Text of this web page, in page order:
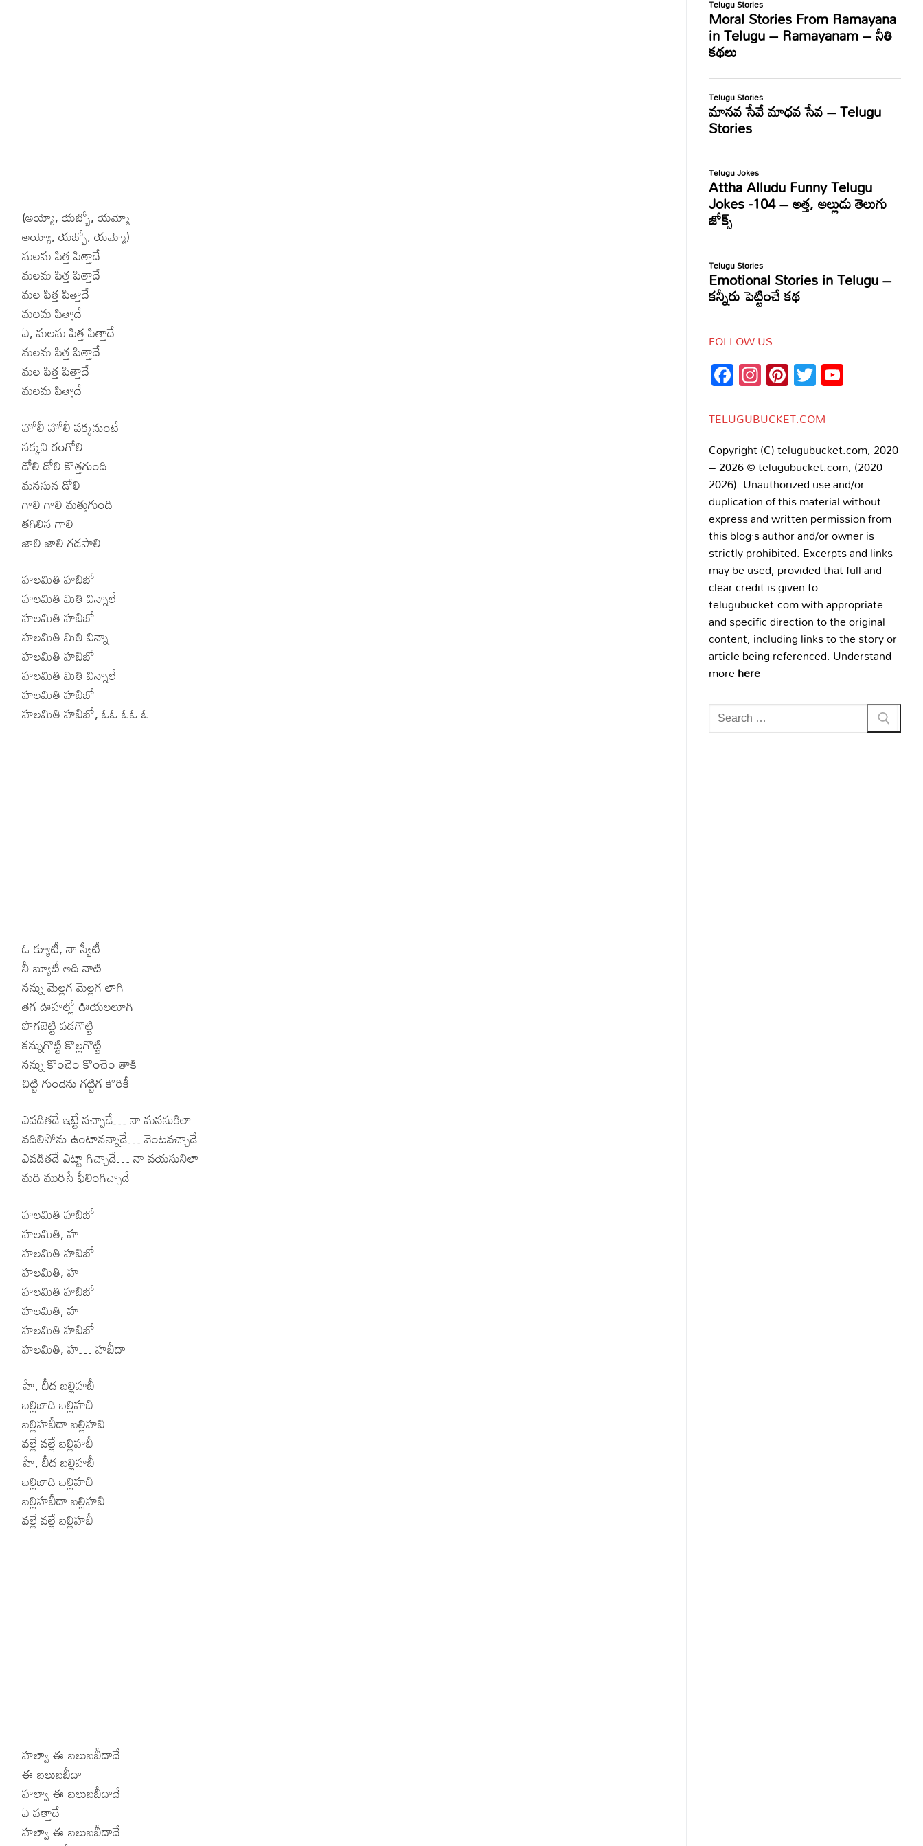
(అయ్యో, యబ్బో, యమ్మో
అయ్యో, యబ్బో, యమ్మో)
మలమ పిత్త పిత్తాదే
మలమ పిత్త పిత్తాదే
మల పిత్త పిత్తాదే
మలమ పిత్తాదే
ఏ, మలమ పిత్త పిత్తాదే
మలమ పిత్త పిత్తాదే
మల పిత్త పిత్తాదే
మలమ పిత్తాదే
హోలీ హోలీ పక్కనుంటే
సక్కని రంగోలి
డోలి డోలి కొత్తగుంది
మనసున డోలి
గాలి గాలి మత్తుగుంది
తగిలిన గాలి
జాలి జాలి గడపాలి
హలమితి హబిబో
హలమితి మితి విన్నాలే
హలమితి హబిబో
హలమితి మితి విన్నా
హలమితి హబిబో
హలమితి మితి విన్నాలే
హలమితి హబిబో
హలమితి హబిబో, ఓఓ ఓఓ ఓ
ఓ క్యూటీ, నా స్వీటీ
నీ బ్యూటీ అది నాటి
నన్ను మెల్లగ మెల్లగ లాగి
తెగ ఊహల్లో ఊయలలూగి
పొగబెట్టి పడగొట్టి
కన్నుగొట్టి కొల్లగొట్టి
నన్ను కొంచెం కొంచెం తాకి
చిట్టి గుండెను గట్టిగ కొరికీ
ఎవడితడే ఇట్టే నచ్చాడే… నా మనసుకిలా
వదిలిపోను ఉంటానన్నాడే… వెంటవచ్చాడే
ఎవడితడే ఎట్టా గిచ్చాడే… నా వయసునిలా
మది మురిసే ఫీలింగిచ్చాడే
హలమితి హబిబో
హలమితి, హ
హలమితి హబిబో
హలమితి, హ
హలమితి హబిబో
హలమితి, హ
హలమితి హబిబో
హలమితి, హ… హబీదా
హే, బీద బల్లిహబీ
బల్లిబాది బల్లిహబి
బల్లిహబీదా బల్లిహబి
వల్లే వల్లే బల్లిహబీ
హే, బీద బల్లిహబీ
బల్లిబాది బల్లిహబి
బల్లిహబీదా బల్లిహబి
వల్లే వల్లే బల్లిహబీ
హల్వా ఈ బలుబబీదాదే
ఈ బలుబబీదా
హల్వా ఈ బలుబబీదాదే
ఏ వత్తాదే
హల్వా ఈ బలుబబీదాదే
FOLLOW US
Facebook
Instagram
Pinterest
Twitter
TELUGUBUCKET.COM
Copyright (C) telugubucket.com, 2020
– 2026 © telugubucket.com, (2020-
2026). Unauthorized use and/or
duplication of this material without
express and written permission from
this blog’s author and/or owner is
strictly prohibited. Excerpts and links
may be used, provided that full and
clear credit is given to
telugubucket.com with appropriate
and specific direction to the original
content, including links to the story or
article being referenced. Understand
morehere
Search
for: